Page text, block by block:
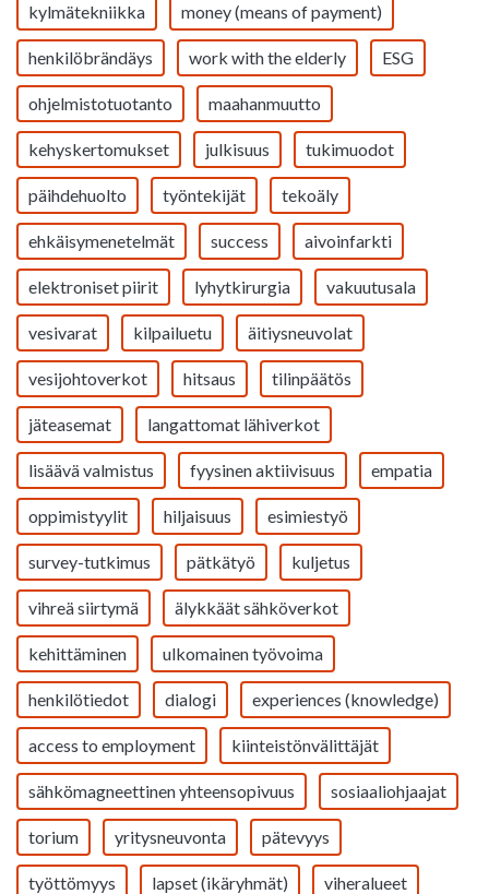
kylmätekniikka money (means of payment)
henkilöbrändäys work with the elderly ESG
ohjelmistotuotanto maahanmuutto
kehyskertomukset julkisuus tukimuodot
päihdehuolto työntekijät tekoäly
ehkäisymenetelmät success aivoinfarkti
elektroniset piirit lyhytkirurgia vakuutusala
vesivarat kilpailuetu äitiysneuvolat
vesijohtoverkot hitsaus tilinpäätös
jäteasemat langattomat lähiverkot
lisäävä valmistus fyysinen aktiivisuus empatia
oppimistyylit hiljaisuus esimiestyö
survey-tutkimus pätkätyö kuljetus
vihreä siirtymä älykkäät sähköverkot
kehittäminen ulkomainen työvoima
henkilötiedot dialogi experiences (knowledge)
access to employment kiinteistönvälittäjät
sähkömagneettinen yhteensopivuus sosiaaliohjaajat
torium yritysneuvonta pätevyys
työttömyys lapset (ikäryhmät) viheralueet